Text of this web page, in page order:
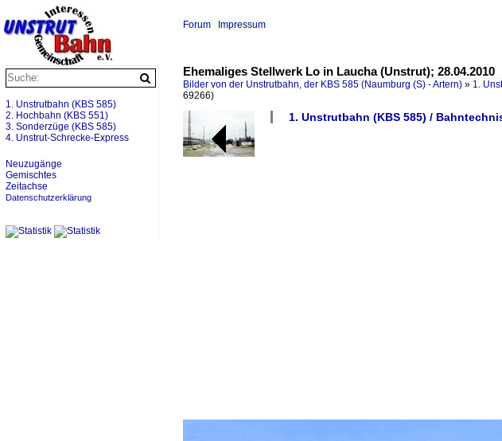
Forum Impressum
Ehemaliges Stellwerk Lo in Laucha (Unstrut); 28.04.2010
Bilder von der Unstrutbahn, der KBS 585 (Naumburg (S) - Artern) » 1.
69266)
1. Unstrutbahn (KBS 585) /
1. Unstrutbahn (KBS 585)
2. Hochbahn (KBS 551)
3. Sonderzüge (KBS 585)
4. Unstrut-Schrecke-Express
Neuzugänge
Gemischtes
Zeitachse
Datenschutzerklärung